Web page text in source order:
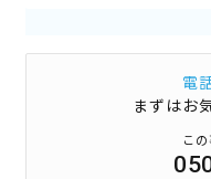
電
まずはお
こ